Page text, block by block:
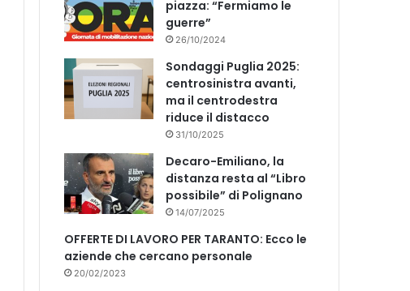
piazza: “Fermiamo le
guerre”
26/10/2024
Sondaggi Puglia 2025:
centrosinistra avanti,
ma il centrodestra
riduce il distacco
31/10/2025
Decaro-Emiliano, la
distanza resta al “Libro
possibile” di Polignano
14/07/2025
OFFERTE DI LAVORO PER TARANTO: Ecco le
aziende che cercano personale
20/02/2023